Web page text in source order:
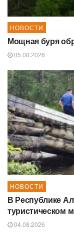
НОВОСТИ
Мощная буря
05.08.2026
НОВОСТИ
В Республике
туристическом
04.08.2026